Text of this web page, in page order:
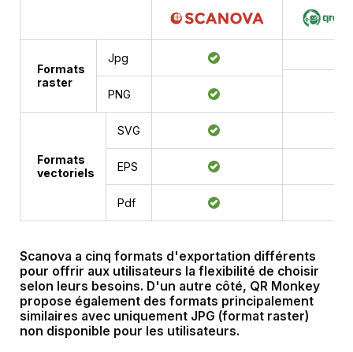
Formats
raster
Jpg
PNG
Formats
vectoriels
SVG
EPS
Pdf
Scanova a cinq formats d'exportation différents
pour offrir aux utilisateurs la flexibilité de choisir
selon leurs besoins. D'un autre côté, QR Monkey
propose également des formats principalement
similaires avec uniquement JPG (format raster)
non disponible pour les utilisateurs.